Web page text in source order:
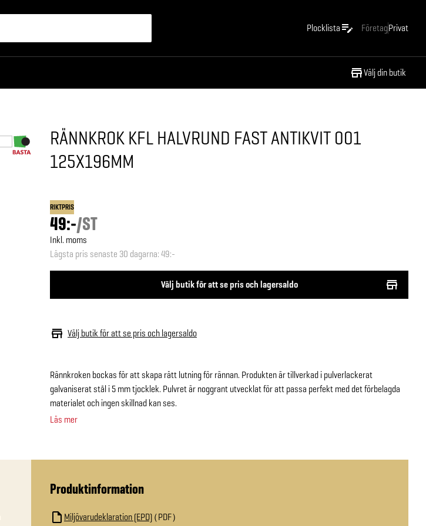
Plocklista FöretagPrivat
Välj din butik
RÄNNKROK KFL HALVRUND FAST ANTIKVIT 001
125X196MM
RIKTPRIS
49:-/ST
Inkl. moms
Lägsta pris senaste 30 dagarna:49:-
Välj butik för att se pris och lagersaldo
Välj butik för att se pris och lagersaldo
Rännkroken bockas för att skapa rätt lutning för rännan. Produkten är tillverkad i pulverlackerat
galvaniserat stål i 5 mm tjocklek. Pulvret är noggrant utvecklat för att passa perfekt med det förbelagda
materialet och ingen skillnad kan ses.
Läs mer
Produktinformation
Miljövarudeklaration (EPD) PDF